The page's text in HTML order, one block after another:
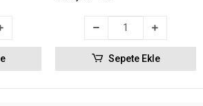
Sepete Ekle